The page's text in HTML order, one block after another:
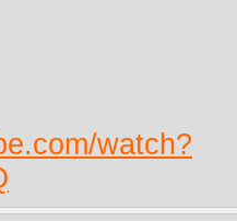
watch?